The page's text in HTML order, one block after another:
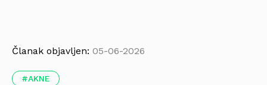
Članak objavljen: 05-06-2026
AKNE